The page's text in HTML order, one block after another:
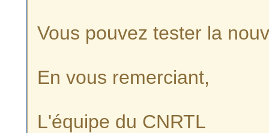
Vous pouvez tester la
En vous remerciant,
L'équipe du CNRTL